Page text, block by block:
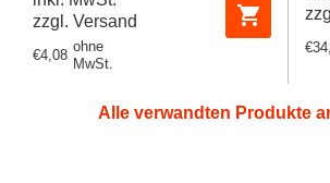
zzgl. Versand
Regulärer
€4,08
ohne
MwSt.
Alle verwandten Produkte